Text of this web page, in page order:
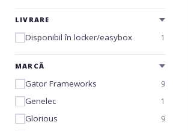
LIVRARE
Disponibil în locker/easybox 1
MARCĂ
Gator Frameworks 9
Genelec 1
Glorious 9